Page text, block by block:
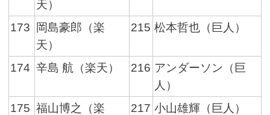
天）
173
岡島豪郎（楽
天）
215 松本哲也（巨人）
174 辛島 航（楽天） 216 アンダーソン（巨
人）
175 福山博之（楽
217 小山雄輝（巨人）